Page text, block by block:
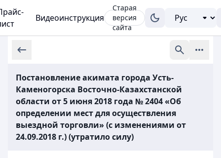
Видеоинструкция
Старая
версия
сайта
Постановление акимата города Усть-
Каменогорска Восточно-Казахстанской
области от 5 июня 2018 года № 2404 «Об
определении мест для осуществления
выездной торговли» (с изменениями от
24.09.2018 г.) (утратило силу)